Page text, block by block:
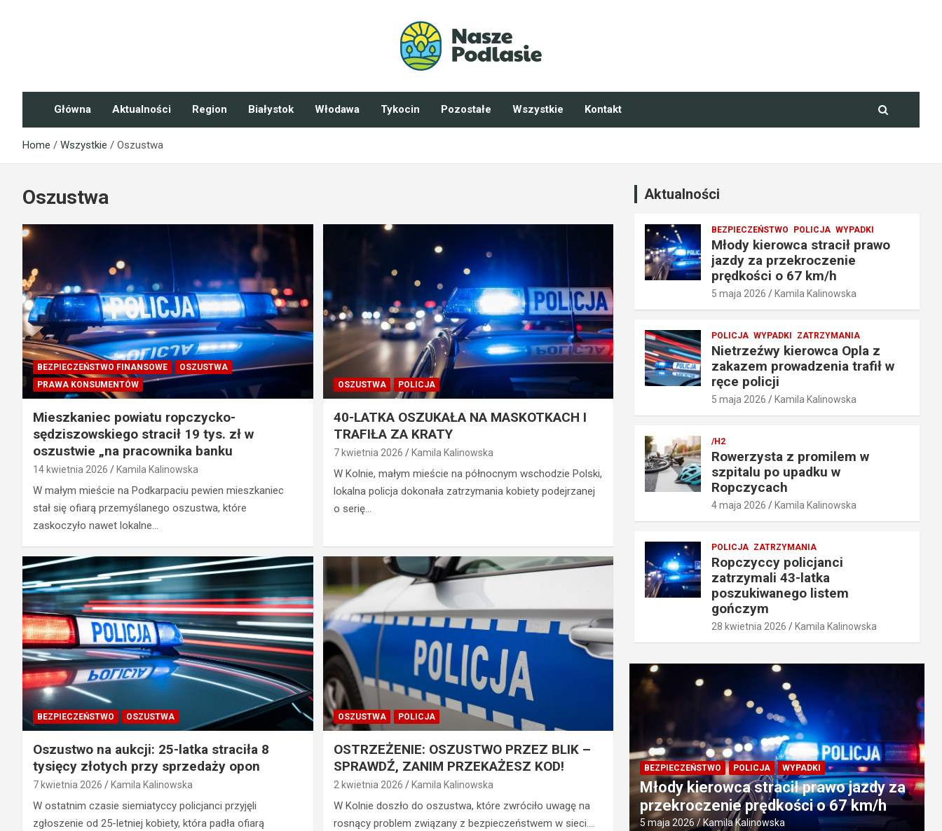
NaszePodlasie.pl
Główna Aktualności Region Białystok Włodawa Tykocin Pozostałe Wszystkie Kontakt
Home Wszystkie Oszustwa
Oszustwa
BEZPIECZEŃSTWO FINANSOWE
OSZUSTWA
PRAWA KONSUMENTÓW
Mieszkaniec powiatu ropczycko-
sędziszowskiego stracił 19 tys. zł w
oszustwie „na pracownika banku
14 kwietnia 2026 Kamila Kalinowska
W małym mieście na Podkarpaciu pewien mieszkaniec
stał się ofiarą przemyślanego oszustwa, które
zaskoczyło nawet lokalne…
OSZUSTWA POLICJA
40-LATKA OSZUKAŁA NA MASKOTKACH I
TRAFIŁA ZA KRATY
7 kwietnia 2026 Kamila Kalinowska
W Kolnie, małym mieście na północnym wschodzie Polski,
lokalna policja dokonała zatrzymania kobiety podejrzanej
o serię…
BEZPIECZEŃSTWO OSZUSTWA
Oszustwo na aukcji: 25-latka straciła 8
tysięcy złotych przy sprzedaży opon
7 kwietnia 2026 Kamila Kalinowska
W ostatnim czasie siemiatyccy policjanci przyjęli
zgłoszenie od 25-letniej kobiety, która padła ofiarą
OSZUSTWA POLICJA
OSTRZEŻENIE: OSZUSTWO PRZEZ BLIK –
SPRAWDŹ, ZANIM PRZEKAŻESZ KOD!
2 kwietnia 2026 Kamila Kalinowska
W Kolnie doszło do oszustwa, które zwróciło uwagę na
rosnący problem związany z bezpieczeństwem w sieci.…
Aktualności
BEZPIECZEŃSTWO POLICJA WYPADKI
Młody kierowca stracił prawo
jazdy za przekroczenie
prędkości o 67 km/h
5 maja 2026 Kamila Kalinowska
POLICJA WYPADKI ZATRZYMANIA
Nietrzeźwy kierowca Opla z
zakazem prowadzenia trafił w
ręce policji
5 maja 2026 Kamila Kalinowska
/H2
Rowerzysta z promilem w
szpitalu po upadku w
Ropczycach
4 maja 2026 Kamila Kalinowska
POLICJA ZATRZYMANIA
Ropczyccy policjanci
zatrzymali 43-latka
poszukiwanego listem
gończym
28 kwietnia 2026 Kamila Kalinowska
BEZPIECZEŃSTWO POLICJA WYPADKI
Młody kierowca stracił prawo jazdy za
przekroczenie prędkości o 67 km/h
5 maja 2026 Kamila Kalinowska